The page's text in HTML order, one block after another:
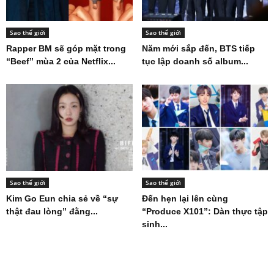
Sao thế giới
Rapper BM sẽ góp mặt trong
“Beef” mùa 2 của Netflix...
Sao thế giới
Năm mới sắp đến, BTS tiếp
tục lập doanh số album...
Sao thế giới
Kim Go Eun chia sẻ về “sự
thật đau lòng” đằng...
Sao thế giới
Đến hẹn lại lên cùng
“Produce X101”: Dàn thực tập
sinh...